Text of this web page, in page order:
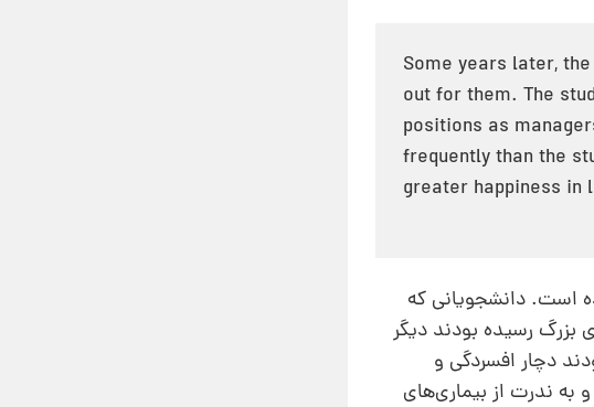
Some years later,
out for them. The
positions as
frequently than the
greater happiness
است. دانشجویانی که
رسیده بودند دیگر
دچار افسردگی و
به ندرت از بیماری‌های